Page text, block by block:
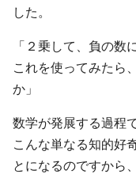
した。
「２乗して、負の数
これを使ってみたら
か」
数学が発展する過程
こんな単なる知的好
とになるのですから